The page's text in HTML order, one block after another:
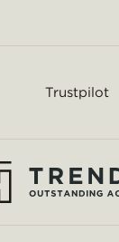
Trustpilot